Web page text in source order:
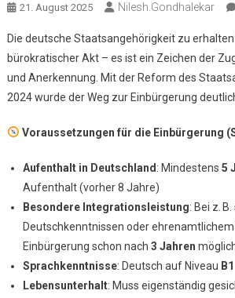
21. August 2025 Nilesh.gondhalekar
Die deutsche Staatsangehörigkeit zu
bürokratischer Akt – es ist ein Zeichen der
und Anerkennung. Mit der Reform des
2024 wurde der Weg zur Einbürgerung
Voraussetzungen für die Einbürgerung
Aufenthalt in Deutschland : Mindestens 5
Aufenthalt (vorher 8 Jahre)
Besondere Integrationsleistung: Bei z.
Deutschkenntnissen oder
Einbürgerung schon nach 3 Jahren
Sprachkenntnisse: Deutsch auf Niveau B1
Lebensunterhalt: Muss eigenständig